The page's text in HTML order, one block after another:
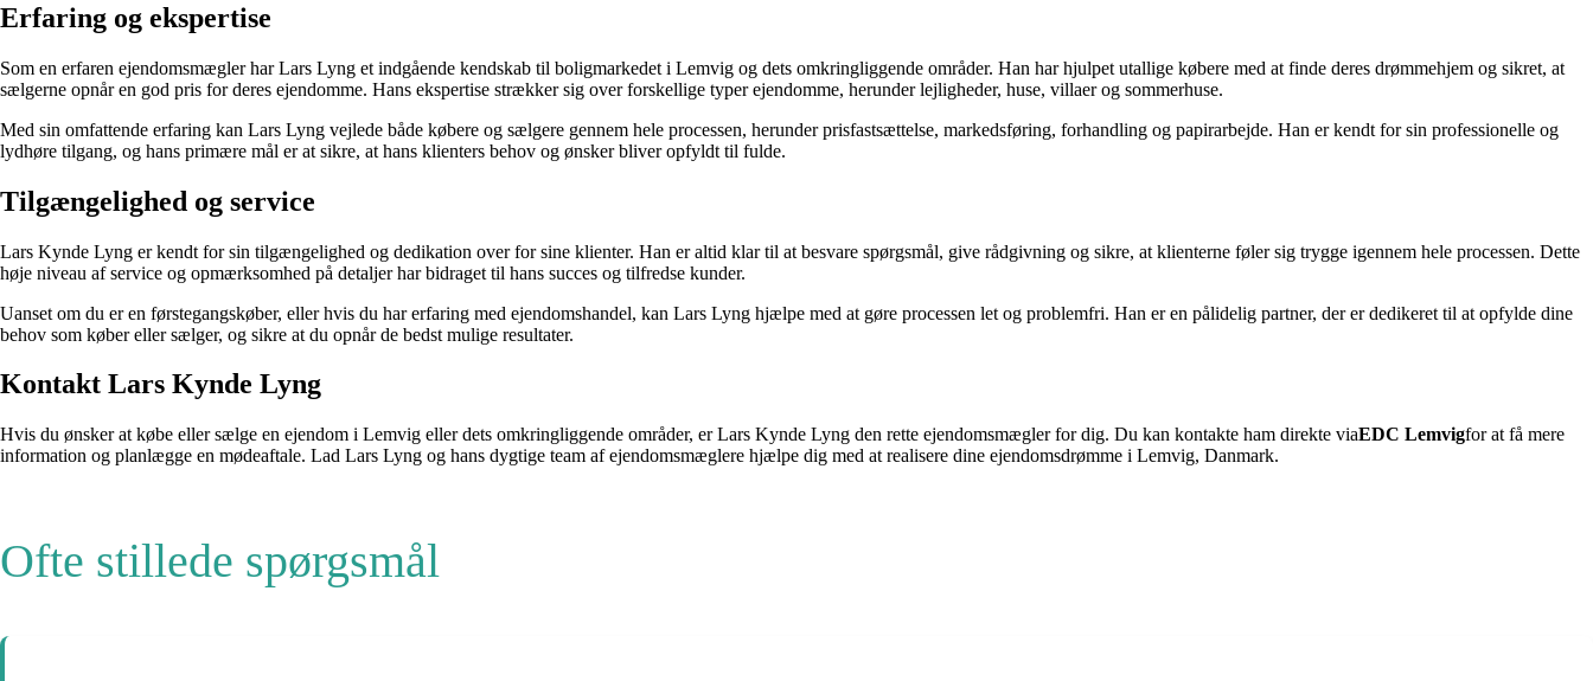
Erfaring og ekspertise
Som en erfaren ejendomsmægler har Lars Lyng et indgående kendskab til boligmarkedet i Lemvig og dets omkringliggende områder. Han har hjulpet utallige købere med at finde deres drømmehjem og sikret, at
sælgerne opnår en god pris for deres ejendomme. Hans ekspertise strækker sig over forskellige typer ejendomme, herunder lejligheder, huse, villaer og sommerhuse.
Med sin omfattende erfaring kan Lars Lyng vejlede både købere og sælgere gennem hele processen, herunder prisfastsættelse, markedsføring, forhandling og papirarbejde. Han er kendt for sin professionelle og
lydhøre tilgang, og hans primære mål er at sikre, at hans klienters behov og ønsker bliver opfyldt til fulde.
Tilgængelighed og service
Lars Kynde Lyng er kendt for sin tilgængelighed og dedikation over for sine klienter. Han er altid klar til at besvare spørgsmål, give rådgivning og sikre, at klienterne føler sig trygge igennem hele processen. Dette
høje niveau af service og opmærksomhed på detaljer har bidraget til hans succes og tilfredse kunder.
Uanset om du er en førstegangskøber, eller hvis du har erfaring med ejendomshandel, kan Lars Lyng hjælpe med at gøre processen let og problemfri. Han er en pålidelig partner, der er dedikeret til at opfylde dine
behov som køber eller sælger, og sikre at du opnår de bedst mulige resultater.
Kontakt Lars Kynde Lyng
Hvis du ønsker at købe eller sælge en ejendom i Lemvig eller dets omkringliggende områder, er Lars Kynde Lyng den rette ejendomsmægler for dig. Du kan kontakte ham direkte viaEDC Lemvigfor at få mere
information og planlægge en mødeaftale. Lad Lars Lyng og hans dygtige team af ejendomsmæglere hjælpe dig med at realisere dine ejendomsdrømme i Lemvig, Danmark.
Ofte stillede spørgsmål